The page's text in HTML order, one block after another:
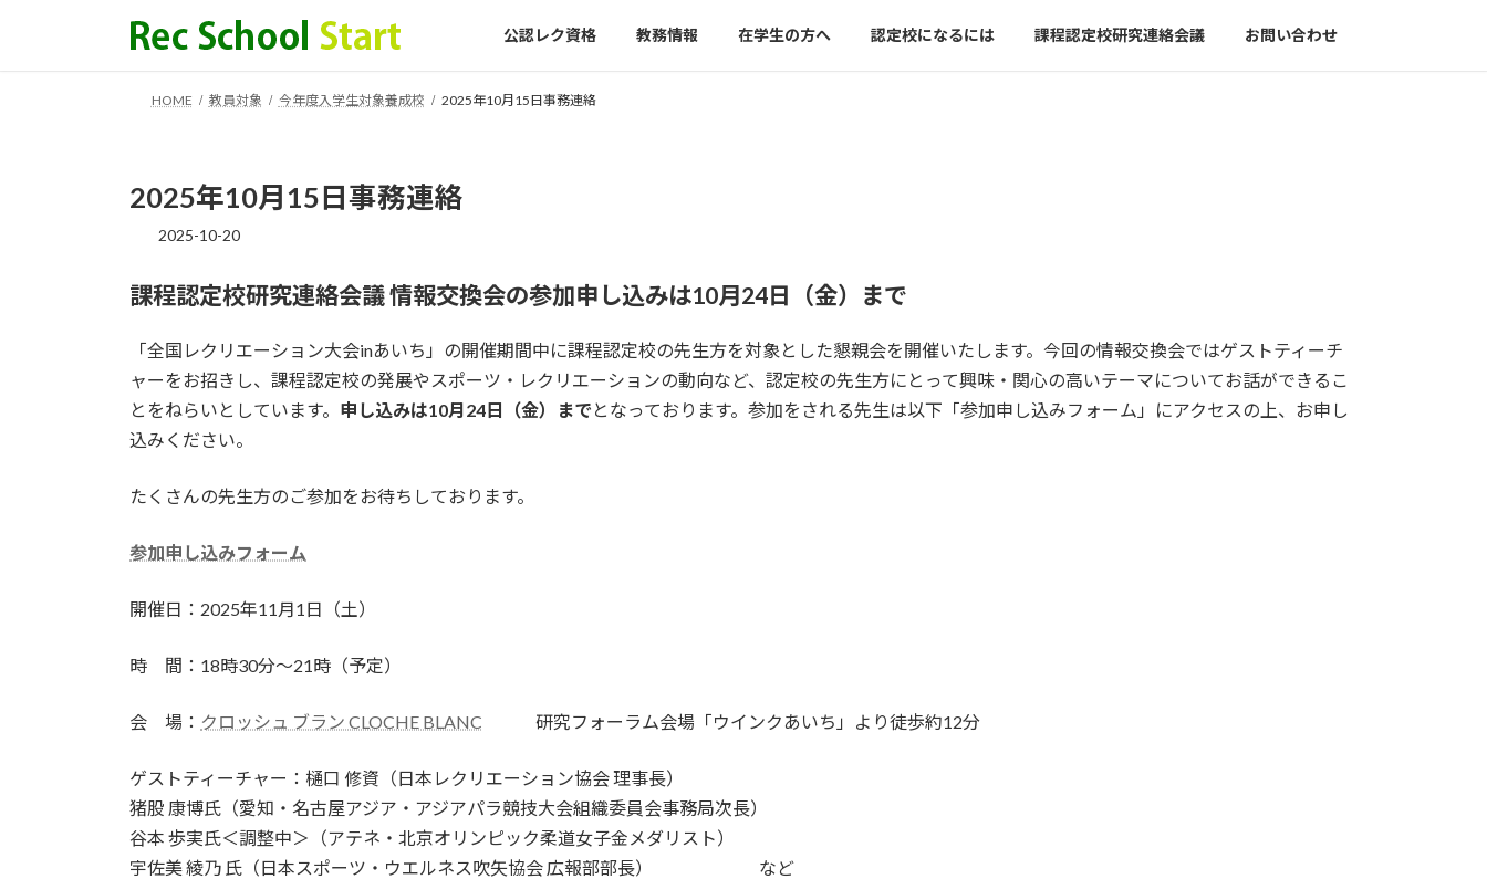
公認レク資格 教務情報 在学生の方へ 認定校になるには 課程認定校研究連絡会議 お問い合わせ
HOME 教員対象 今年度入学生対象養成校 2025年10月15日事務連絡
2025年10月15日事務連絡
2025-10-20
課程認定校研究連絡会議情報交換会の参加申し込みは10月24日（金）まで
「全国レクリエーション大会inあいち」の開催期間中に課程認定校の先生方を対象とした懇親会を開催いたします。今回の情報交換会ではゲストティーチ
ャーをお招きし、課程認定校の発展やスポーツ・レクリエーションの動向など、認定校の先生方にとって興味・関心の高いテーマについてお話ができるこ
とをねらいとしています。 申し込みは10月24日（金）まで となっております。参加をされる先生は以下「参加申し込みフォーム」にアクセスの上、お申し
込みください。
たくさんの先生方のご参加をお待ちしております。
参加申し込みフォーム
開催日：2025年11月1日（土）
時 間：18時30分～21時（予定）
会 場： クロッシュ ブラン CLOCHE BLANC 研究フォーラム会場「ウインクあいち」より徒歩約12分
ゲストティーチャー：樋口 修資（日本レクリエーション協会 理事長）
猪股 康博氏（愛知・名古屋アジア・アジアパラ競技大会組織委員会事務局次長）
谷本 歩実氏＜調整中＞（アテネ・北京オリンピック柔道女子金メダリスト）
宇佐美 綾乃 氏（日本スポーツ・ウエルネス吹矢協会 広報部部長） など